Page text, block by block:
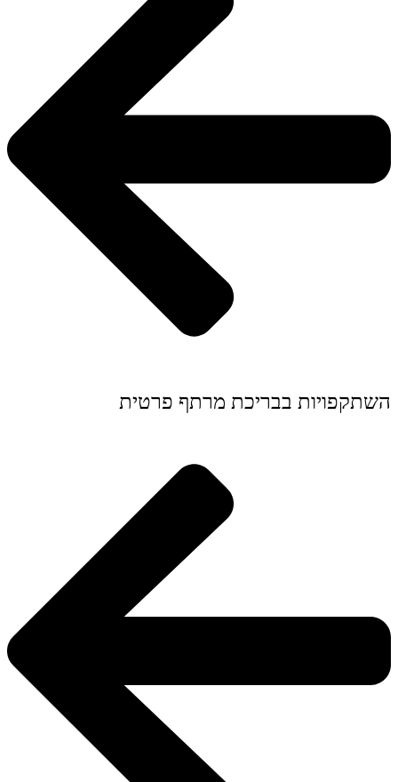
השתקפויות בבריכת מרתף פרטית